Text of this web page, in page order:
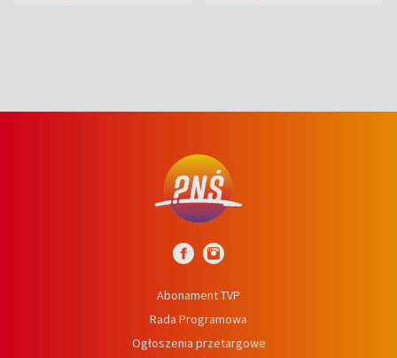
Abonament TVP
Rada Programowa
Ogłoszenia przetargowe